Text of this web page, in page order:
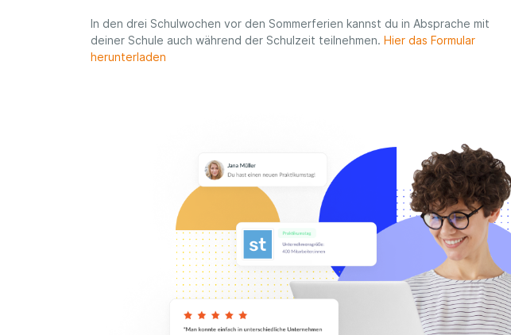
In den drei Schulwochen vor den Sommerferien kannst du in Absprache mit
deiner Schule auch während der Schulzeit teilnehmen. Hier das Formular
herunterladen